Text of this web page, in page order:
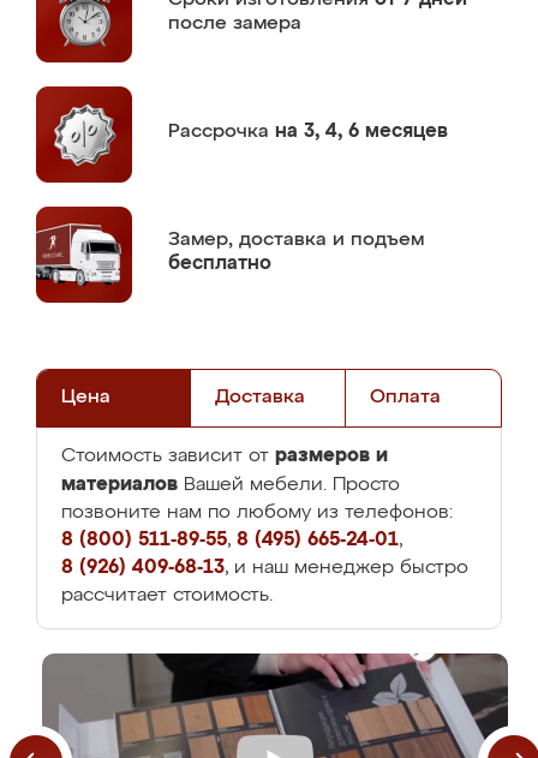
после замера
Рассрочка на 3, 4, 6 месяцев
Замер, доставка и подъем
бесплатно
Цена Доставка Оплата
Стоимость зависит от размеров и
материалов Вашей мебели. Просто
позвоните нам по любому из телефонов:
8 (800) 511-89-55, 8 (495) 665-24-01,
8 (926) 409-68-13, и наш менеджер быстро
рассчитает стоимость.